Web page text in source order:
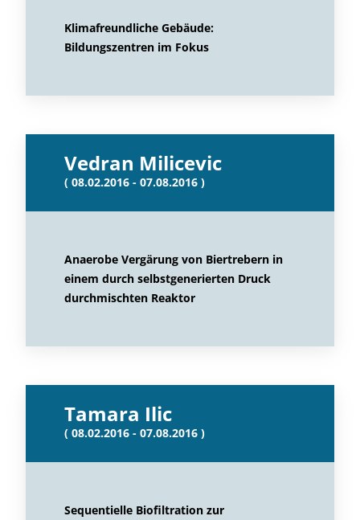
Klimafreundliche Gebäude:
Bildungszentren im Fokus
Vedran Milicevic
( 08.02.2016 - 07.08.2016 )
Anaerobe Vergärung von Biertrebern in
einem durch selbstgenerierten Druck
durchmischten Reaktor
Tamara Ilic
( 08.02.2016 - 07.08.2016 )
Sequentielle Biofiltration zur